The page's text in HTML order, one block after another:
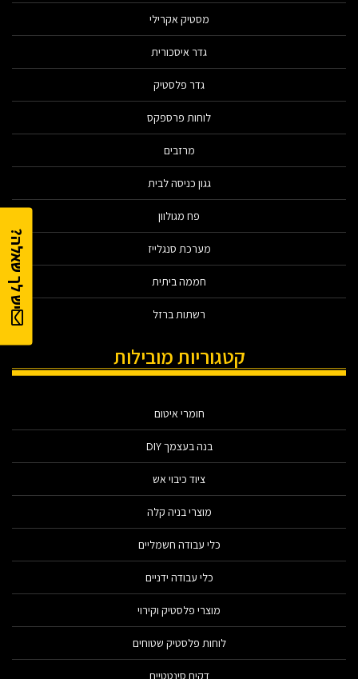
יש לך שאלה?
מסטיק אקרילי
גדר איסכורית
גדר פלסטיק
לוחות פרספקס
מרזבים
גגון כניסה לבית
פח מגולוון
מערכת סנגלייז
חממה ביתית
רשתות ברזל
קטגוריות מובילות
חומרי איטום
בנה בעצמך DIY
ציוד כיבוי אש
מוצרי בניה קלה
כלי עבודה חשמליים
כלי עבודה ידניים
מוצרי פלסטיק וקירוי
לוחות פלסטיק שטוחים
דקים סינטטיים